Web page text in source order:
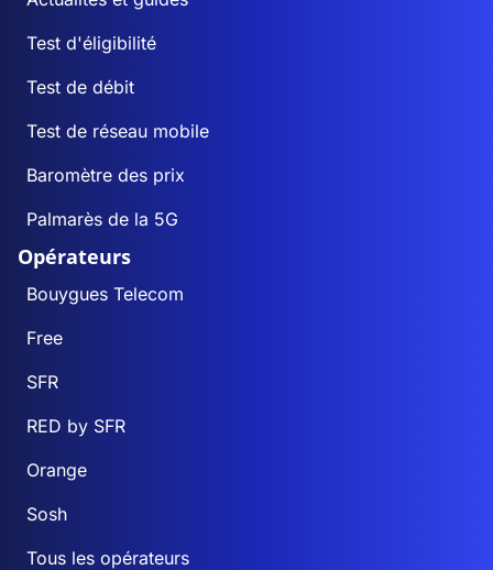
Test d'éligibilité
Test de débit
Test de réseau mobile
Baromètre des prix
Palmarès de la 5G
Opérateurs
Bouygues Telecom
Free
SFR
RED by SFR
Orange
Sosh
Tous les opérateurs